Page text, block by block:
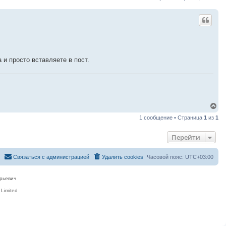
просто вставляете в пост.
р
я
1 сообщение • Страница 1 из 1
Перейти
Часовой пояс: UTC+03:00
Удалить cookies
Связаться с администрацией